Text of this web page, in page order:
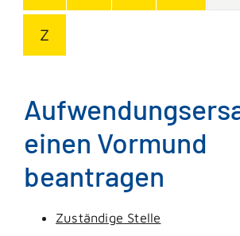
Z
einen Vormund
beantragen
Zuständige Stelle